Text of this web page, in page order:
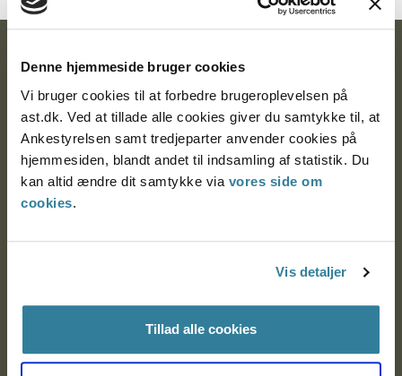
Denne hjemmeside bruger cookies
Vi bruger cookies til at forbedre brugeroplevelsen på
ast.dk. Ved at tillade alle cookies giver du samtykke til, at
Ankestyrelsen samt tredjeparter anvender cookies på
hjemmesiden, blandt andet til indsamling af statistik. Du
kan altid ændre dit samtykke via vores side om
cookies.
Vis detaljer
Tillad alle cookies
Ankestyrelsen
Postadresse:
Nytorv 7, 2. sal
9000 Aalborg
CVR: 1007 4002